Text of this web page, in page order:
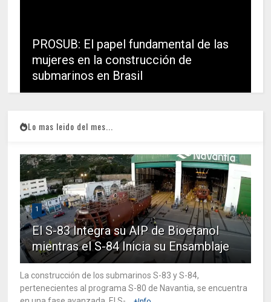
PROSUB: El papel fundamental de las
mujeres en la construcción de
submarinos en Brasil
Lo mas leido del mes...
1
El S-83 Integra su AIP de Bioetanol
mientras el S-84 Inicia su Ensamblaje
La construcción de los submarinos S-83 y S-84,
pertenecientes al programa S-80 de Navantia, se encuentra